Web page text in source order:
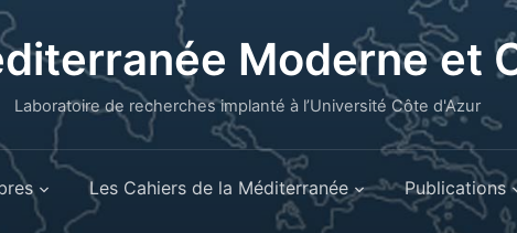
Moderne et
Laboratoire de recherches implanté à l’Université Côte d'Azur
Les Cahiers de la Méditerranée Publications